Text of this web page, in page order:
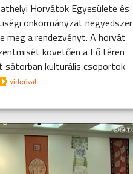
Horvátok Egyesülete és
önkormányzat negyedszer
meg a rendezvényt. A horvát
követően a Fő téren
kulturális csoportok